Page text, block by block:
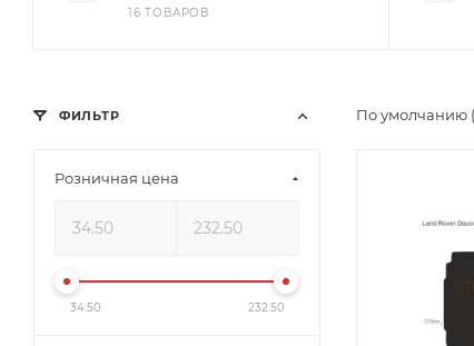
16 ТОВАРОВ
По умолчанию
ФИЛЬТР
Розничная цена
34.50 232.50